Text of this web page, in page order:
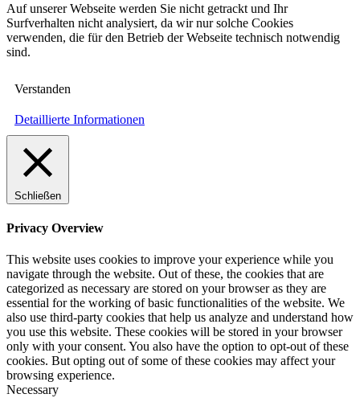
Auf unserer Webseite werden Sie nicht getrackt und Ihr
Surfverhalten nicht analysiert, da wir nur solche Cookies
verwenden, die für den Betrieb der Webseite technisch notwendig
sind.
Verstanden
Detaillierte Informationen
Schließen
Privacy Overview
This website uses cookies to improve your experience while you
navigate through the website. Out of these, the cookies that are
categorized as necessary are stored on your browser as they are
essential for the working of basic functionalities of the website. We
also use third-party cookies that help us analyze and understand how
you use this website. These cookies will be stored in your browser
only with your consent. You also have the option to opt-out of these
cookies. But opting out of some of these cookies may affect your
browsing experience.
Necessary